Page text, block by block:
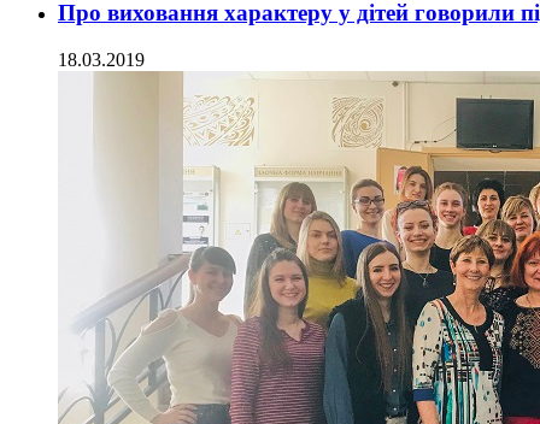
Про виховання характеру у дітей говорили
18.03.2019